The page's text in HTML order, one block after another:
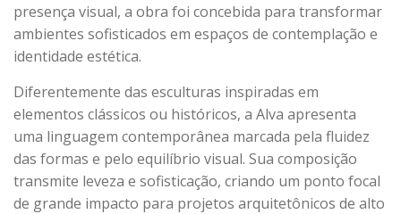
presença visual, a obra foi concebida para transformar
ambientes sofisticados em espaços de contemplação e
identidade estética.
Diferentemente das esculturas inspiradas em
elementos clássicos ou históricos, a Alva apresenta
uma linguagem contemporânea marcada pela fluidez
das formas e pelo equilíbrio visual. Sua composição
transmite leveza e sofisticação, criando um ponto focal
de grande impacto para projetos arquitetônicos de alto